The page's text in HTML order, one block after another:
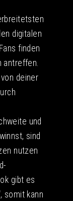
digitalen
finden
antreffen.
deiner
und
sind
nutzen
gibt es
somit kann